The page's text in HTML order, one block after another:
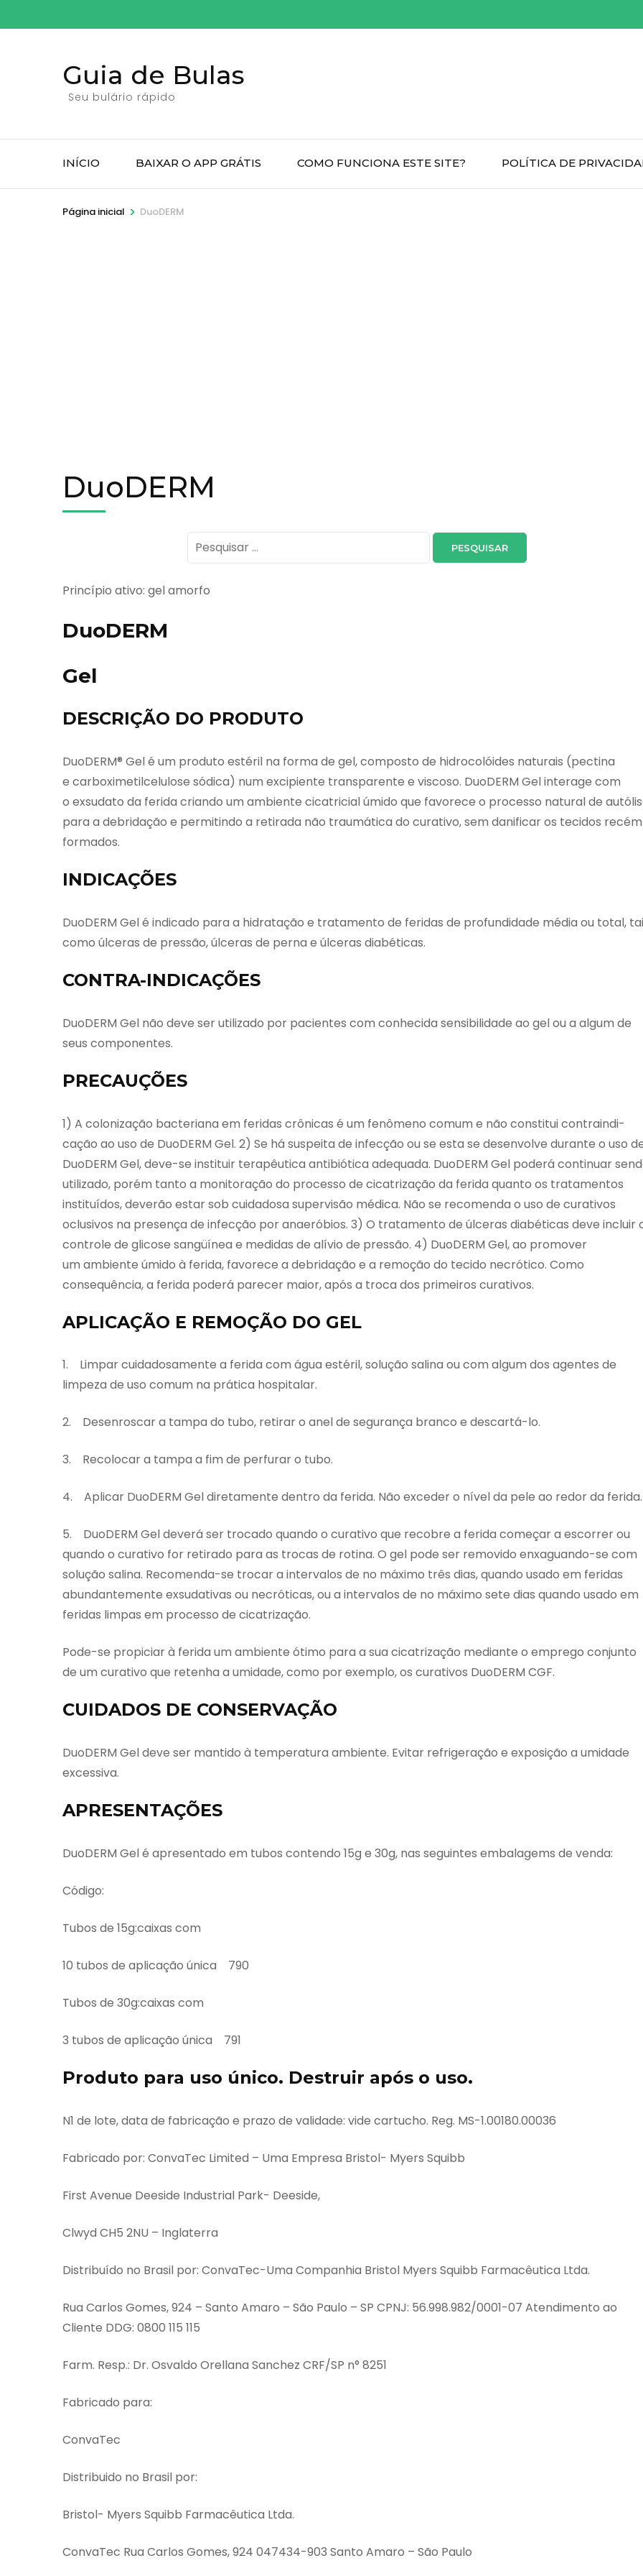
para
Guia de Bulas
Seu bulário rápido
INÍCIO BAIXAR O APP GRÁTIS COMO FUNCIONA ESTE SITE? POLÍTICA DE
Página inicial > DuoDERM
DuoDERM
Pesquisar
por:
Princípio ativo: gel amorfo
DuoDERM
Gel
DESCRIÇÃO DO PRODUTO
DuoDERM® Gel é um produto estéril na forma de gel, composto de hidrocolóides naturais (pectina
e carboximetilcelulose sódica) num excipiente transparente e viscoso. DuoDERM Gel interage com
o exsudato da ferida criando um ambiente cicatricial úmido que favorece o processo natural de
para a debridação e permitindo a retirada não traumática do curativo, sem danificar os tecidos
formados.
INDICAÇÕES
DuoDERM Gel é indicado para a hidratação e tratamento de feridas de profundidade média ou total,
como úlceras de pressão, úlceras de perna e úlceras diabéticas.
CONTRA-INDICAÇÕES
DuoDERM Gel não deve ser utilizado por pacientes com conhecida sensibilidade ao gel ou a algum de
seus componentes.
PRECAUÇÕES
1) A colonização bacteriana em feridas crônicas é um fenômeno comum e não constitui contraindi-
cação ao uso de DuoDERM Gel. 2) Se há suspeita de infecção ou se esta se desenvolve durante o uso
DuoDERM Gel, deve-se instituir terapêutica antibiótica adequada. DuoDERM Gel poderá continuar
utilizado, porém tanto a monitoração do processo de cicatrização da ferida quanto os tratamentos
instituídos, deverão estar sob cuidadosa supervisão médica. Não se recomenda o uso de curativos
oclusivos na presença de infecção por anaeróbios. 3) O tratamento de úlceras diabéticas deve incluir
controle de glicose sangüínea e medidas de alívio de pressão. 4) DuoDERM Gel, ao promover
um ambiente úmido à ferida, favorece a debridação e a remoção do tecido necrótico. Como
consequência, a ferida poderá parecer maior, após a troca dos primeiros curativos.
APLICAÇÃO E REMOÇÃO DO GEL
1. Limpar cuidadosamente a ferida com água estéril, solução salina ou com algum dos agentes de
limpeza de uso comum na prática hospitalar.
2. Desenroscar a tampa do tubo, retirar o anel de segurança branco e descartá-lo.
3. Recolocar a tampa a fim de perfurar o tubo.
4. Aplicar DuoDERM Gel diretamente dentro da ferida. Não exceder o nível da pele ao redor da ferida.
5. DuoDERM Gel deverá ser trocado quando o curativo que recobre a ferida começar a escorrer ou
quando o curativo for retirado para as trocas de rotina. O gel pode ser removido enxaguando-se com
solução salina. Recomenda-se trocar a intervalos de no máximo três dias, quando usado em feridas
abundantemente exsudativas ou necróticas, ou a intervalos de no máximo sete dias quando usado em
feridas limpas em processo de cicatrização.
Pode-se propiciar à ferida um ambiente ótimo para a sua cicatrização mediante o emprego conjunto
de um curativo que retenha a umidade, como por exemplo, os curativos DuoDERM CGF.
CUIDADOS DE CONSERVAÇÃO
DuoDERM Gel deve ser mantido à temperatura ambiente. Evitar refrigeração e exposição a umidade
excessiva.
APRESENTAÇÕES
DuoDERM Gel é apresentado em tubos contendo 15g e 30g, nas seguintes embalagems de venda:
Código:
Tubos de 15g:caixas com
10 tubos de aplicação única 790
Tubos de 30g:caixas com
3 tubos de aplicação única 791
Produto para uso único. Destruir após o uso.
N1 de lote, data de fabricação e prazo de validade: vide cartucho. Reg. MS-1.00180.00036
Fabricado por: ConvaTec Limited – Uma Empresa Bristol- Myers Squibb
First Avenue Deeside Industrial Park- Deeside,
Clwyd CH5 2NU – Inglaterra
Distribuído no Brasil por: ConvaTec-Uma Companhia Bristol Myers Squibb Farmacêutica Ltda.
Rua Carlos Gomes, 924 – Santo Amaro – São Paulo – SP CPNJ: 56.998.982/0001-07 Atendimento ao
Cliente DDG: 0800 115 115
Farm. Resp.: Dr. Osvaldo Orellana Sanchez CRF/SP n° 8251
Fabricado para:
ConvaTec
Distribuido no Brasil por:
Bristol- Myers Squibb Farmacêutica Ltda.
ConvaTec Rua Carlos Gomes, 924 047434-903 Santo Amaro – São Paulo